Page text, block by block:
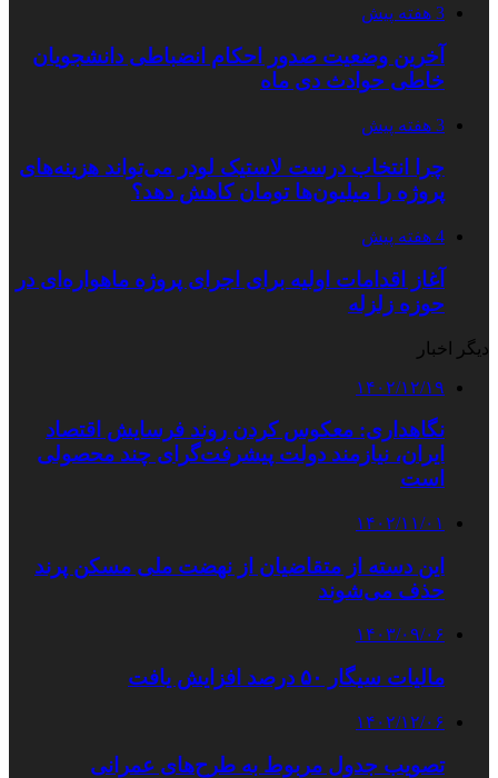
3 هفته پیش
آخرین وضعیت صدور احکام انضباطی دانشجویان
خاطی حوادث دی ماه
3 هفته پیش
چرا انتخاب درست لاستیک لودر می‌تواند هزینه‌های
پروژه را میلیون‌ها تومان کاهش دهد؟
4 هفته پیش
آغاز اقدامات اولیه برای اجرای پروژه ماهواره‌ای در
حوزه زلزله
دیگر اخبار
۱۴۰۲/۱۲/۱۹
نگاهداری: معکوس کردن روند فرسایش اقتصاد
ایران، نیازمند دولت پیشرفت‌گرای چند محصولی
است
۱۴۰۲/۱۱/۰۱
این دسته از متقاضیان از نهضت ملی مسکن پرند
حذف می‌شوند
۱۴۰۳/۰۹/۰۶
مالیات سیگار ۵۰ درصد افزایش یافت
۱۴۰۲/۱۲/۰۶
تصویب جدول مربوط به طرح‌های عمرانی